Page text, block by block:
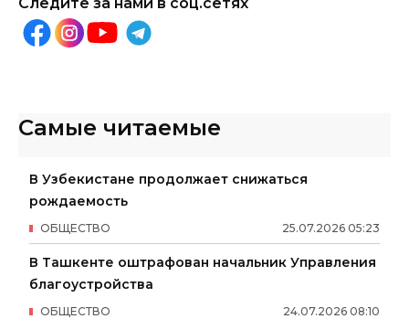
Самые читаемые
В Узбекистане продолжает снижаться
рождаемость
25.07.2026 05:23
ОБЩЕСТВО
В Ташкенте оштрафован начальник Управления
благоустройства
24.07.2026 08:10
ОБЩЕСТВО